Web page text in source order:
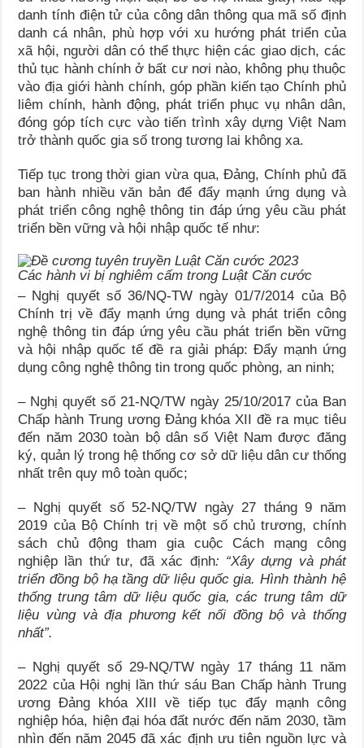
danh tính điện tử của công dân thông qua mã số định
danh cá nhân, phù hợp với xu hướng phát triển của
xã hội, người dân có thể thực hiện các giao dịch, các
thủ tục hành chính ở bất cư nơi nào, không phụ thuộc
vào địa giới hành chính, góp phần kiến tạo Chính phủ
liêm chính, hành động, phát triển phục vụ nhân dân,
đóng góp tích cực vào tiến trình xây dựng Việt Nam
trở thành quốc gia số trong tương lai không xa.
Tiếp tục trong thời gian vừa qua, Đảng, Chính phủ đã
ban hành nhiều văn bản để đẩy mạnh ứng dụng và
phát triển công nghệ thông tin đáp ứng yêu cầu phát
triển bền vững và hội nhập quốc tế như:
Các hành vi bị nghiêm cấm trong Luật Căn cước
– Nghị quyết số 36/NQ-TW ngày 01/7/2014 của Bộ
Chính trị về đẩy mạnh ứng dụng và phát triển công
nghệ thông tin đáp ứng yêu cầu phát triển bền vững
và hội nhập quốc tế đề ra giải pháp: Đẩy mạnh ứng
dụng công nghệ thông tin trong quốc phòng, an ninh;
– Nghị quyết số 21-NQ/TW ngày 25/10/2017 của Ban
Chấp hành Trung ương Đảng khóa XII đề ra mục tiêu
đến năm 2030 toàn bộ dân số Việt Nam được đăng
ký, quản lý trong hệ thống cơ sở dữ liệu dân cư thống
nhất trên quy mô toàn quốc;
– Nghị quyết số 52-NQ/TW ngày 27 tháng 9 năm
2019 của Bộ Chính trị về một số chủ trương, chính
sách chủ động tham gia cuộc Cách mạng công
nghiệp lần thứ tư, đã xác định: “Xây dựng và phát
triển đồng bộ hạ tầng dữ liệu quốc gia. Hình thành hệ
thống trung tâm dữ liệu quốc gia, các trung tâm dữ
liệu vùng và địa phương kết nối đồng bộ và thống
nhất”.
– Nghị quyết số 29-NQ/TW ngày 17 tháng 11 năm
2022 của Hội nghị lần thứ sáu Ban Chấp hành Trung
ương Đảng khóa XIII về tiếp tục đẩy mạnh công
nghiệp hóa, hiện đại hóa đất nước đến năm 2030, tầm
nhìn đến năm 2045 đã xác định ưu tiên nguồn lực và